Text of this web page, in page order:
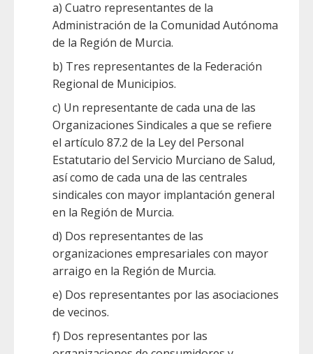
a) Cuatro representantes de la
Administración de la Comunidad Autónoma
de la Región de Murcia.
b) Tres representantes de la Federación
Regional de Municipios.
c) Un representante de cada una de las
Organizaciones Sindicales a que se refiere
el artículo 87.2 de la Ley del Personal
Estatutario del Servicio Murciano de Salud,
así como de cada una de las centrales
sindicales con mayor implantación general
en la Región de Murcia.
d) Dos representantes de las
organizaciones empresariales con mayor
arraigo en la Región de Murcia.
e) Dos representantes por las asociaciones
de vecinos.
f) Dos representantes por las